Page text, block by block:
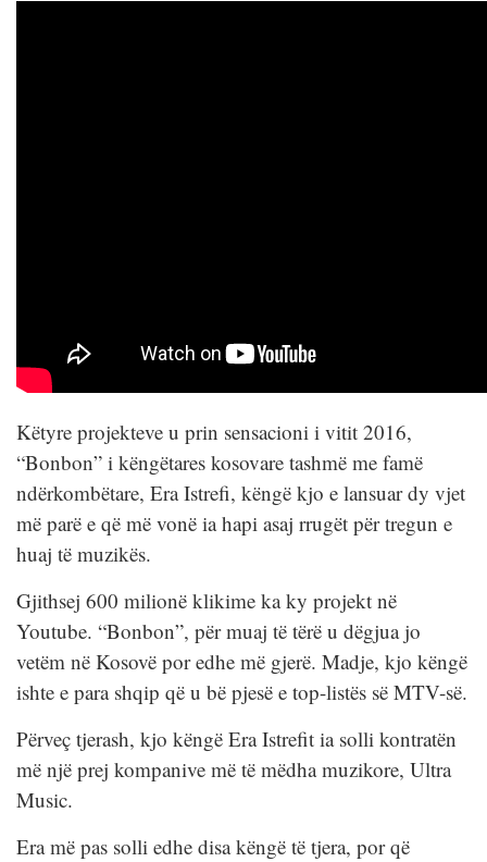
Këtyre projekteve u prin sensacioni i vitit 2016,
“Bonbon” i këngëtares kosovare tashmë me famë
ndërkombëtare, Era Istrefi, këngë kjo e lansuar dy vjet
më parë e që më vonë ia hapi asaj rrugët për tregun e
huaj të muzikës.
Gjithsej 600 milionë klikime ka ky projekt në
Youtube. “Bonbon”, për muaj të tërë u dëgjua jo
vetëm në Kosovë por edhe më gjerë. Madje, kjo këngë
ishte e para shqip që u bë pjesë e top-listës së MTV-së.
Përveç tjerash, kjo këngë Era Istrefit ia solli kontratën
më një prej kompanive më të mëdha muzikore, Ultra
Music.
Era më pas solli edhe disa këngë të tjera, por që